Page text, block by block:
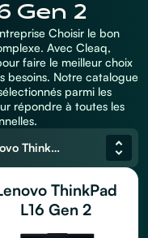
Gen 2
Choisir le bon
Avec Cleaq,
faire le meilleur choix
besoins. Notre catalogue
parmi les
répondre à toutes les
Lenovo ThinkPad L16 Gen 2
ThinkPad
L16 Gen 2